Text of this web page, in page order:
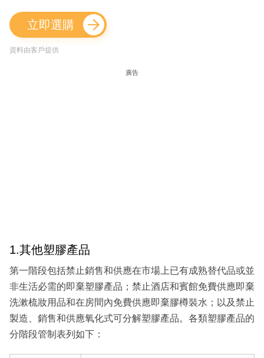
立即選購
資料由客戶提供
廣告
1.其他塑膠產品
第一階段包括禁止銷售和供應在市場上已有成熟替代品或並
非生活必需的即棄塑膠產品；禁止酒店和賓館免費供應即棄
洗漱梳妝用品和在房間內免費供應即棄膠樽裝水；以及禁止
製造、銷售和供應氧化式可分解塑膠產品。各類塑膠產品的
分階段管制表列如下：